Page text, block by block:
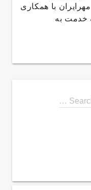
با همکاری
خدمت به
Search